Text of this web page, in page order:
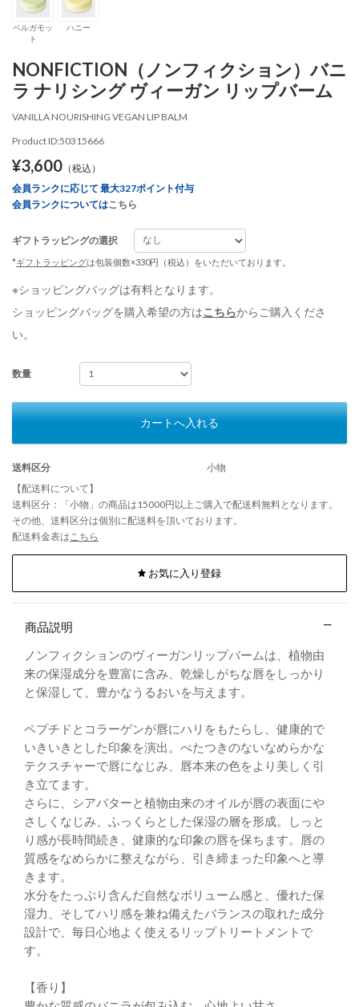
ベルガモッ
ト
ハニー
NONFICTION（ノンフィクション）バニ
ラ ナリシング ヴィーガン リップバーム
VANILLA NOURISHING VEGAN LIP BALM
Product ID:50315666
¥3,600 （税込）
会員ランクに応じて 最大327ポイント付与
会員ランクについてはこちら
ギフトラッピングの選択
*ギフトラッピングは包装個数×330円（税込）をいただいております。
※ショッピングバッグは有料となります。
ショッピングバッグを購入希望の方はこちらからご購入くださ
い。
数量
カートへ入れる
送料区分
小物
【配送料について】
送料区分：「小物」の商品は15000円以上ご購入で配送料無料となります。
その他、送料区分は個別に配送料を頂いております。
配送料金表は こちら
お気に入り登録
商品説明
ノンフィクションのヴィーガンリップバームは、植物由
来の保湿成分を豊富に含み、乾燥しがちな唇をしっかり
と保湿して、豊かなうるおいを与えます。
ペプチドとコラーゲンが唇にハリをもたらし、健康的で
いきいきとした印象を演出。べたつきのないなめらかな
テクスチャーで唇になじみ、唇本来の色をより美しく引
き立てます。
さらに、シアバターと植物由来のオイルが唇の表面にや
さしくなじみ、ふっくらとした保湿の層を形成。しっと
り感が長時間続き、健康的な印象の唇を保ちます。唇の
質感をなめらかに整えながら、引き締まった印象へと導
きます。
水分をたっぷり含んだ自然なボリューム感と、優れた保
湿力、そしてハリ感を兼ね備えたバランスの取れた成分
設計で、毎日心地よく使えるリップトリートメントで
す。
【香り】